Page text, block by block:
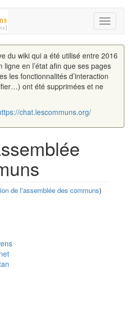
Toggle
du wiki qui a été utilisé entre 2016
en l’état afin que ses pages
les fonctionnalités d’interaction
ont été supprimées et ne
chat.lescommuns.org/
de l'assemblée des communs)